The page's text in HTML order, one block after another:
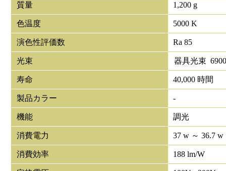
質量 1,200 g
色温度 5000 K
演色性評価数 Ra 85
光束 器具光束
寿命 40,000 時間
製品カラー -
機能 調光
消費電力 37 w ～ 36.7 w
消費効率 188 lm/W